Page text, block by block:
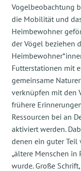
Vogelbeobachtung
die Mobilität und
Heimbewohner
der Vögel beziehen
Futterstationen mit
gemeinsame
verknüpfen mit den
frühere
Ressourcen bei an
aktiviert werden.
denen ein guter
„ältere Menschen
wurde. Große